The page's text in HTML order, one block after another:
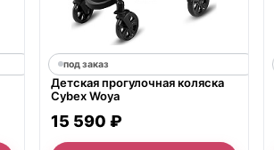
под заказ
Детская прогулочная коляска
Cybex Woya
15 590 ₽